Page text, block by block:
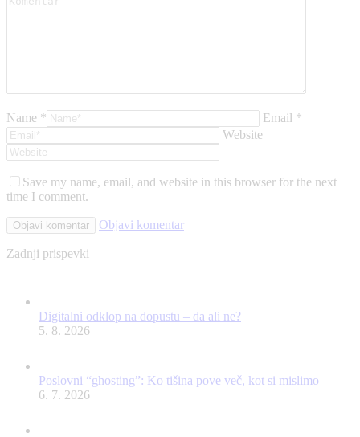
Name *
Email *
Website
Save my name, email, and website in this browser for the next
time I comment.
Objavi komentar
Zadnji prispevki
Digitalni odklop na dopustu – da ali ne?
5. 8. 2026
Poslovni “ghosting”: Ko tišina pove več, kot si mislimo
6. 7. 2026